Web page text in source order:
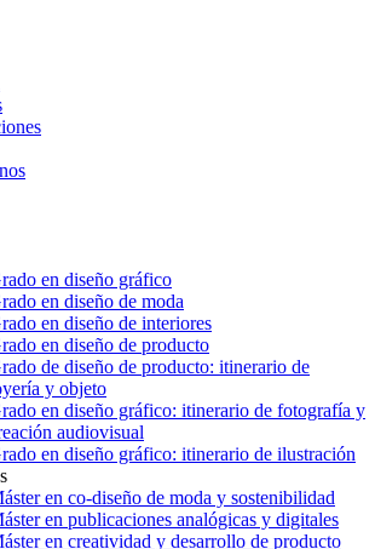
en diseño gráfico
en diseño de moda
en diseño de interiores
en diseño de producto
de diseño de producto: itinerario de
y objeto
en diseño gráfico: itinerario de fotografía y
audiovisual
en diseño gráfico: itinerario de ilustración
en co-diseño de moda y sostenibilidad
en publicaciones analógicas y digitales
en creatividad y desarrollo de producto